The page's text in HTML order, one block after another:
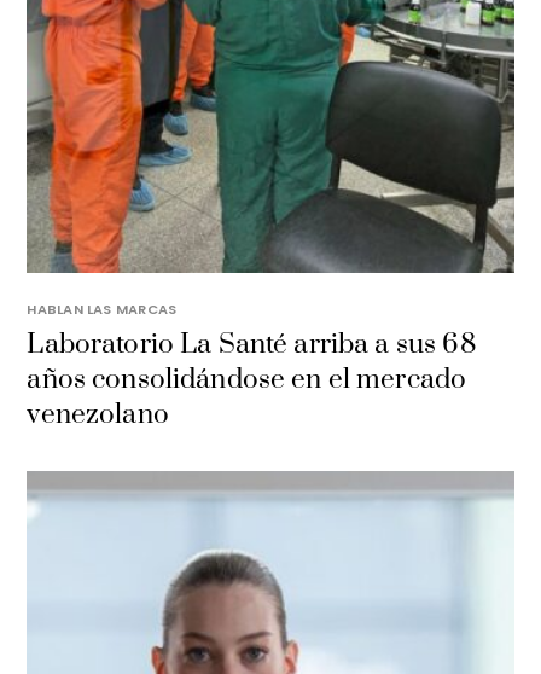
HABLAN LAS MARCAS
Laboratorio La Santé arriba a sus 68
años consolidándose en el mercado
venezolano